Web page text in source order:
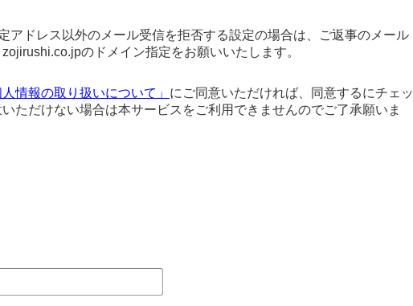
アドレス以外のメール受信を拒否する設定の場合は、ご返事のメール
のドメイン指定をお願いいたします。
情報の取り扱いについて」 にご同意いただければ、同意するにチェッ
ただけない場合は本サービスをご利用できませんのでご了承願いま